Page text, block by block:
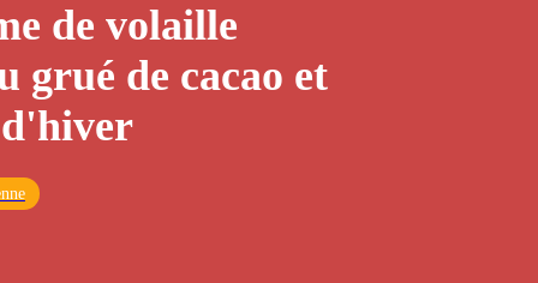
de volaille
grué de cacao et